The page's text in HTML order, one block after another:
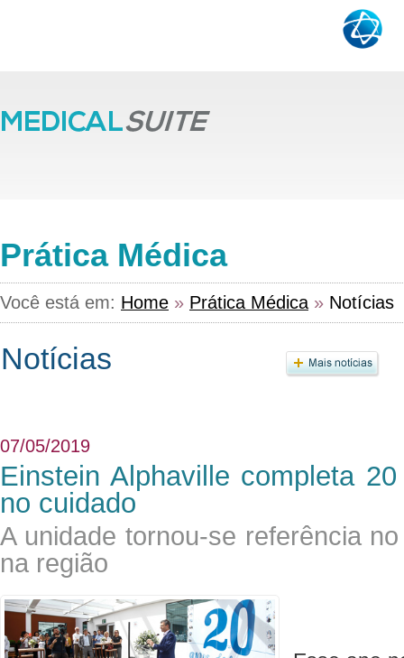
Prática Médica
Você está em: Home » Prática Médica » Notícias
07/05/2019
Einstein Alphaville completa
no cuidado
A unidade tornou-se referência
na região